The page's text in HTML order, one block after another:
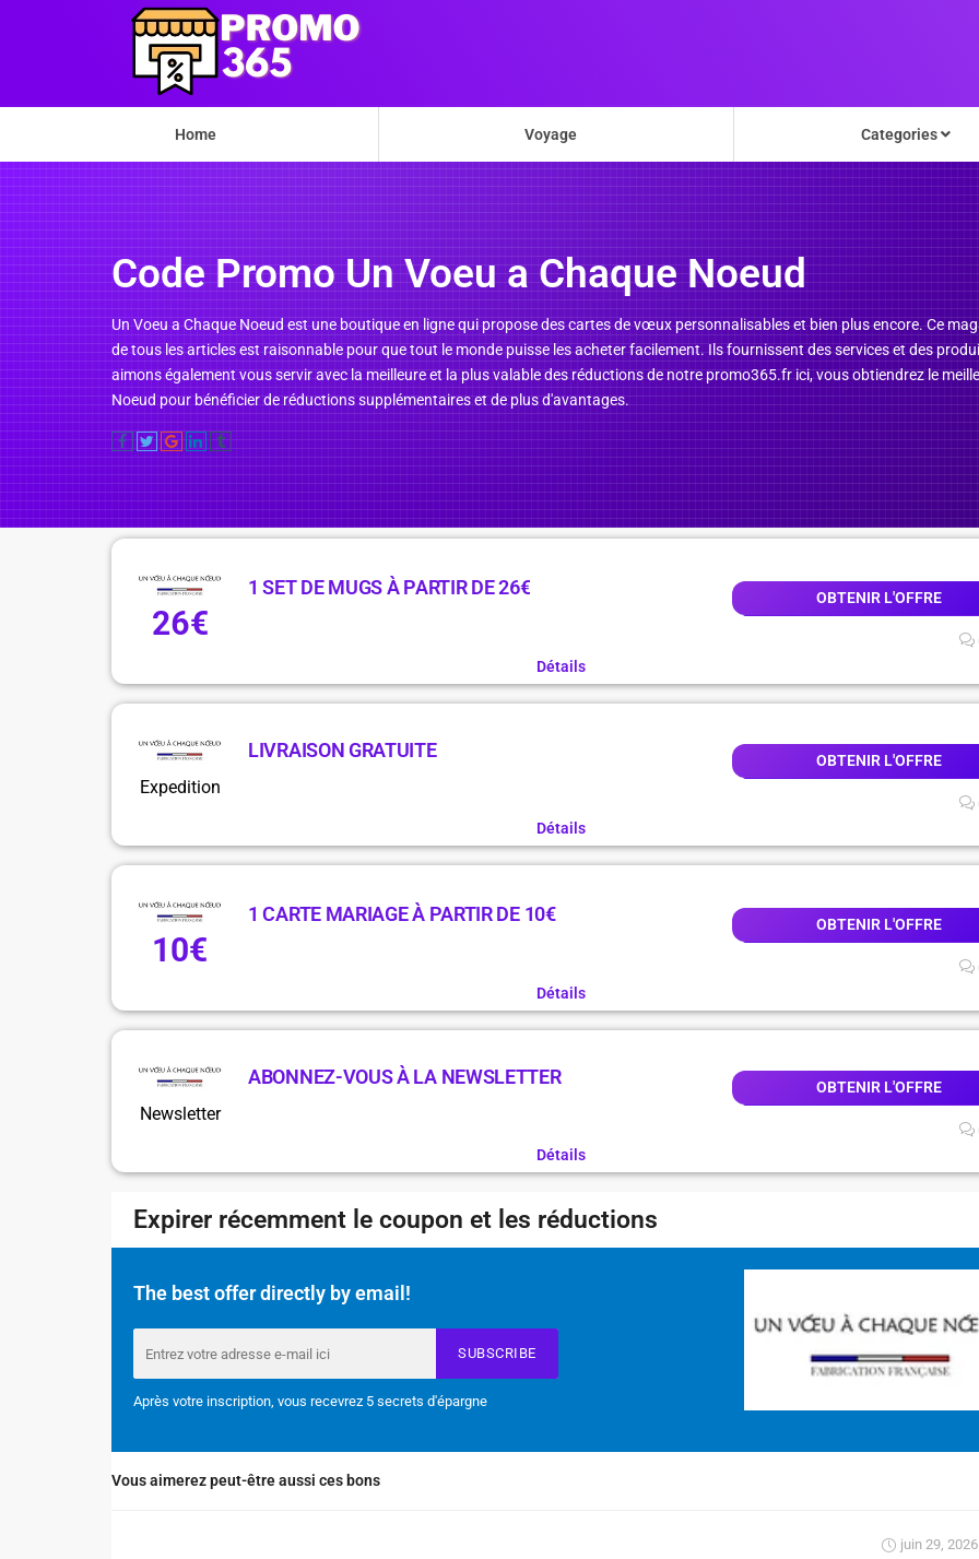
Home Voyage Categories
Code Promo Un Voeu a Chaque Noeud
Un Voeu a Chaque Noeud est une boutique en ligne qui propose des cartes de vœux personnalisables et bien plus encore. Ce
de tous les articles est raisonnable pour que tout le monde puisse les acheter facilement. Ils fournissent des services et des
aimons également vous servir avec la meilleure et la plus valable des réductions de notre promo365.fr ici, vous obtiendrez le
Noeud pour bénéficier de réductions supplémentaires et de plus d'avantages.
26€
1 SET DE MUGS À PARTIR DE 26€ OBTENIR L'OFFRE
Détails
Expedition
LIVRAISON GRATUITE OBTENIR L'OFFRE
Détails
10€
1 CARTE MARIAGE À PARTIR DE 10€ OBTENIR L'OFFRE
Détails
Newsletter
ABONNEZ-VOUS À LA NEWSLETTER OBTENIR L'OFFRE
Détails
Expirer récemment le coupon et les réductions
The best offer directly by email!
SUBSCRIBE
Après votre inscription, vous recevrez 5 secrets d'épargne
Vous aimerez peut-être aussi ces bons
juin 29, 2026